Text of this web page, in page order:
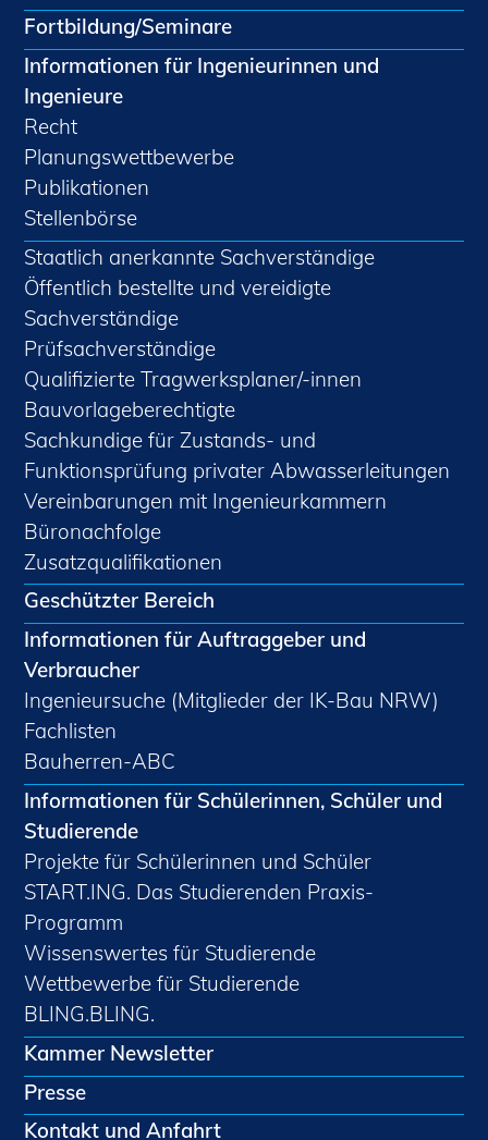
Fortbildung/Seminare
Informationen für Ingenieurinnen und
Ingenieure
Recht
Planungswettbewerbe
Publikationen
Stellenbörse
Staatlich anerkannte Sachverständige
Öffentlich bestellte und vereidigte
Sachverständige
Prüfsachverständige
Qualifizierte Tragwerksplaner/-innen
Bauvorlageberechtigte
Sachkundige für Zustands- und
Funktionsprüfung privater Abwasserleitungen
Vereinbarungen mit Ingenieurkammern
Büronachfolge
Zusatzqualifikationen
Geschützter Bereich
Informationen für Auftraggeber und
Verbraucher
Ingenieursuche (Mitglieder der IK-Bau NRW)
Fachlisten
Bauherren-ABC
Informationen für Schülerinnen, Schüler und
Studierende
Projekte für Schülerinnen und Schüler
START.ING. Das Studierenden Praxis-
Programm
Wissenswertes für Studierende
Wettbewerbe für Studierende
BLING.BLING.
Kammer Newsletter
Presse
Kontakt und Anfahrt